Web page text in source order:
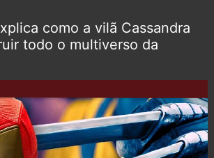
como a vilã Cassandra
todo o multiverso da